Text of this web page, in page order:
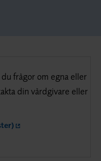
frågor om egna eller
din vårdgivare eller